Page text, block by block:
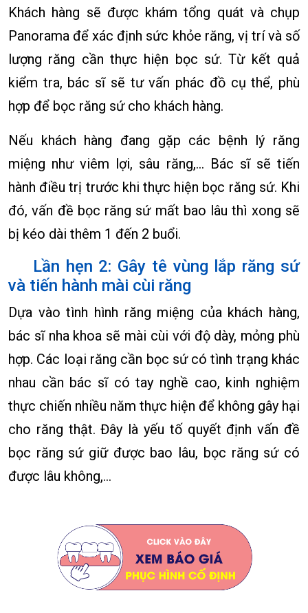
Khách hàng sẽ được khám tổng quát và chụp
Panorama để xác định sức khỏe răng, vị trí và số
lượng răng cần thực hiện bọc sứ. Từ kết quả
kiểm tra, bác sĩ sẽ tư vấn phác đồ cụ thể, phù
hợp để bọc răng sứ cho khách hàng.
Nếu khách hàng đang gặp các bệnh lý răng
miệng như viêm lợi, sâu răng,… Bác sĩ sẽ tiến
hành điều trị trước khi thực hiện bọc răng sứ. Khi
đó, vấn đề bọc răng sứ mất bao lâu thì xong sẽ
bị kéo dài thêm 1 đến 2 buổi.
Lần hẹn 2: Gây tê vùng lắp răng sứ
và tiến hành mài cùi răng
Dựa vào tình hình răng miệng của khách hàng,
bác sĩ nha khoa sẽ mài cùi với độ dày, mỏng phù
hợp. Các loại răng cần bọc sứ có tình trạng khác
nhau cần bác sĩ có tay nghề cao, kinh nghiệm
thực chiến nhiều năm thực hiện để không gây hại
cho răng thật. Đây là yếu tố quyết định vấn đề
bọc răng sứ giữ được bao lâu, bọc răng sứ có
được lâu không,…